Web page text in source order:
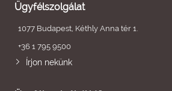
Ügyfélszolgálat
1077 Budapest, Kéthly Anna tér 1.
+36 1 795 9500
Írjon nekünk